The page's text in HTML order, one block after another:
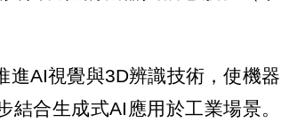
進AI視覺與3D辨識技術，使機器
結合生成式AI應用於工業場景。